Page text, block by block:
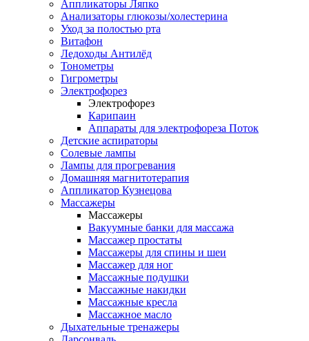
Аппликаторы Ляпко
Анализаторы глюкозы/холестерина
Уход за полостью рта
Витафон
Ледоходы Антилёд
Тонометры
Гигрометры
Электрофорез
Электрофорез
Карипаин
Аппараты для электрофореза Поток
Детские аспираторы
Солевые лампы
Лампы для прогревания
Домашняя магнитотерапия
Аппликатор Кузнецова
Массажеры
Массажеры
Вакуумные банки для массажа
Массажер простаты
Массажеры для спины и шеи
Массажер для ног
Массажные подушки
Массажные накидки
Массажные кресла
Массажное масло
Дыхательные тренажеры